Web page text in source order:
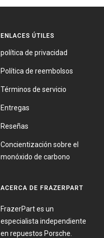
ENLACES ÚTILES
política de privacidad
Política de reembolsos
Términos de servicio
Entregas
Reseñas
Concientización sobre el
monóxido de carbono
ACERCA DE FRAZERPART
FrazerPart es un
especialista independiente
en repuestos Porsche.